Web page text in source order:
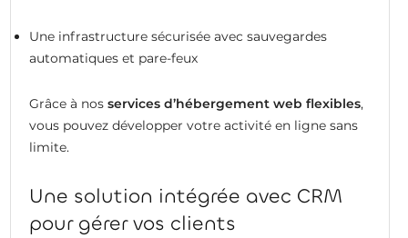
Une infrastructure sécurisée avec sauvegardes
automatiques et pare-feux
Grâce à nos services d’hébergement web flexibles,
vous pouvez développer votre activité en ligne sans
limite.
Une solution intégrée avec CRM
pour gérer vos clients